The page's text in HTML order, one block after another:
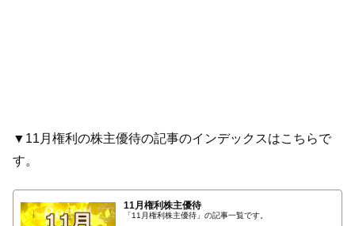
▼11月権利の株主優待の記事のインデックスはこちらで
す。
11月権利株主優待
「11月権利株主優待」の記事一覧です。